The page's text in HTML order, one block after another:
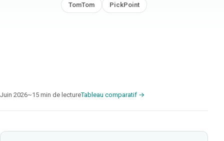
TomTom PickPoint
Juin 2026~15 min de lectureTableau comparatif →